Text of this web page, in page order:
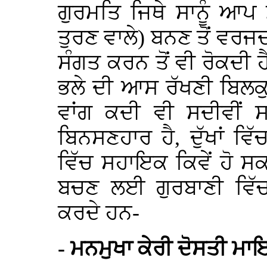
ਗੁਰਮਤਿ ਜਿਥੇ ਸਾਨੂੰ ਆਪ
ਤੁਰਣ ਵਾਲੇ) ਬਨਣ ਤੋਂ
ਸੰਗਤ ਕਰਨ ਤੋਂ ਵੀ ਰੋਕਦੀ
ਭਲੇ ਦੀ ਆਸ ਰੱਖਣੀ
ਵਾਂਗ ਕਦੀ ਵੀ
ਬਿਨਸਣਹਾਰ ਹੈ, ਦੁੱਖਾਂ
ਵਿੱਚ ਸਹਾਇਕ ਕਿਵੇਂ ਹੋ
ਬਚਣ ਲਈ ਗੁਰਬਾਣੀ
ਕਰਦੇ ਹਨ-
- ਮਨਮੁਖਾ ਕੇਰੀ ਦੋਸਤੀ